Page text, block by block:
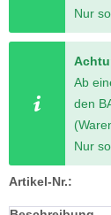
Nur
Ab
den
Nur
Artikel-Nr.: